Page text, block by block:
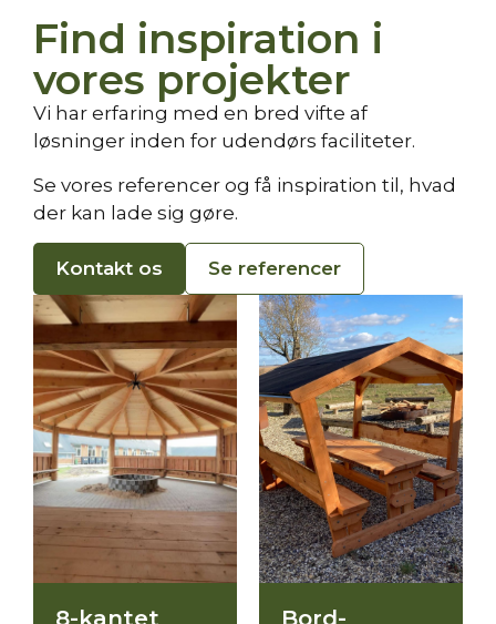
Find inspiration i
vores projekter
Vi har erfaring med en bred vifte af
løsninger inden for udendørs faciliteter.
Se vores referencer og få inspiration til, hvad
der kan lade sig gøre.
Kontakt os Se referencer
8-kantet
Bord-